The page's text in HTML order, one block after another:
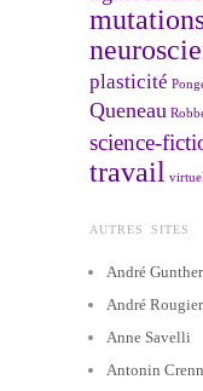
plasticité
Queneau
science-
travail virtuel
AUTRES SITES
André
André Rougier
Anne Savelli
Antonin Crenn